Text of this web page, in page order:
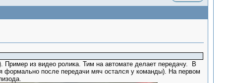
из видео ролика. Тим на автомате делает передачу. В
формально после передачи мяч остался у команды). На первом